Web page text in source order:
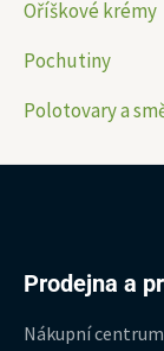
Oříškové krémy
Pochutiny
Polotovary a
Prodejna a
Nákupní